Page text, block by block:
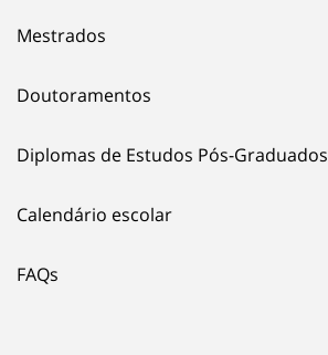
Mestrados
Doutoramentos
Diplomas de Estudos Pós-Graduados
Calendário escolar
FAQs